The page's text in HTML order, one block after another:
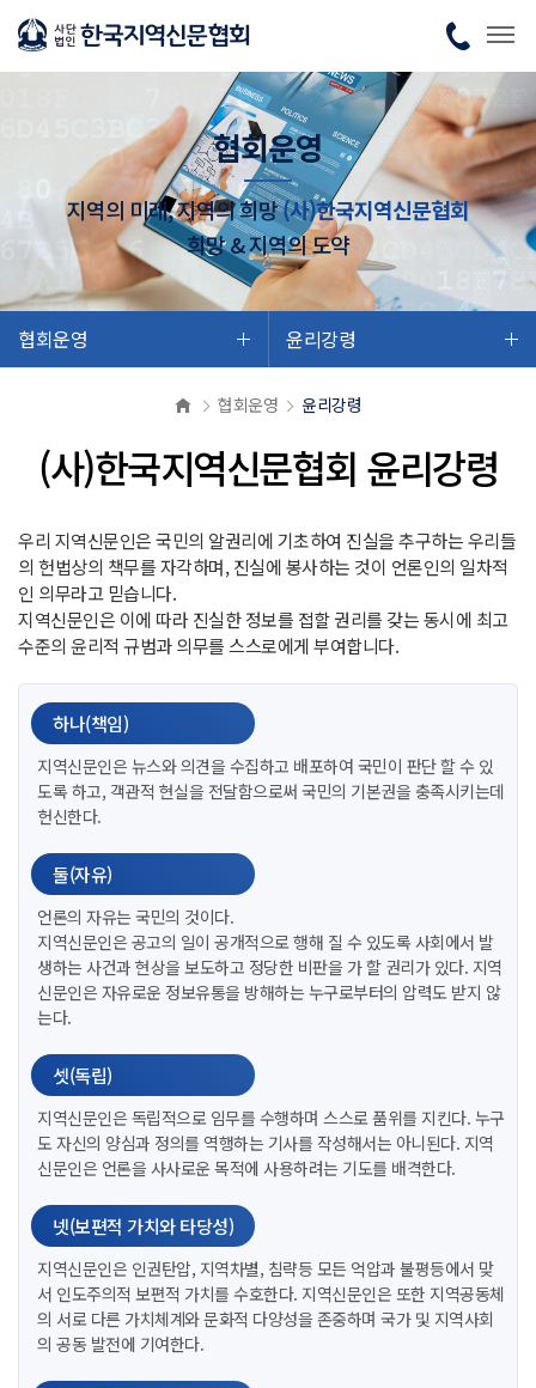
협회운영
지역의 미래, 지역의 희망(사)한국지역신문협회
희망 & 지역의 도약
협회운영 윤리강령
협회운영 윤리강령
(사)한국지역신문협회 윤리강령
우리 지역신문인은 국민의 알권리에 기초하여 진실을 추구하는 우리들
의 헌법상의 책무를 자각하며, 진실에 봉사하는 것이 언론인의 일차적
인 의무라고 믿습니다.
지역신문인은 이에 따라 진실한 정보를 접할 권리를 갖는 동시에 최고
수준의 윤리적 규범과 의무를 스스로에게 부여합니다.
하나(책임)
지역신문인은 뉴스와 의견을 수집하고 배포하여 국민이 판단 할 수 있
도록 하고, 객관적 현실을 전달함으로써 국민의 기본권을 충족시키는데
헌신한다.
둘(자유)
언론의 자유는 국민의 것이다.
지역신문인은 공고의 일이 공개적으로 행해 질 수 있도록 사회에서 발
생하는 사건과 현상을 보도하고 정당한 비판을 가 할 권리가 있다. 지역
신문인은 자유로운 정보유통을 방해하는 누구로부터의 압력도 받지 않
는다.
셋(독립)
지역신문인은 독립적으로 임무를 수행하며 스스로 품위를 지킨다. 누구
도 자신의 양심과 정의를 역행하는 기사를 작성해서는 아니된다. 지역
신문인은 언론을 사사로운 목적에 사용하려는 기도를 배격한다.
넷(보편적 가치와 타당성)
지역신문인은 인권탄압, 지역차별, 침략등 모든 억압과 불평등에서 맞
서 인도주의적 보편적 가치를 수호한다. 지역신문인은 또한 지역공동체
의 서로 다른 가치체계와 문화적 다양성을 존중하며 국가 및 지역사회
의 공동 발전에 기여한다.